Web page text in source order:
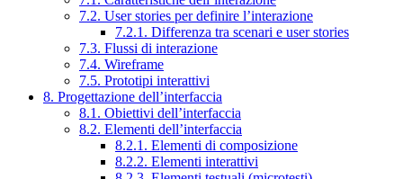
7.2. User stories per definire l’interazione
7.2.1. Differenza tra scenari e user stories
7.3. Flussi di interazione
7.4. Wireframe
7.5. Prototipi interattivi
8. Progettazione dell’interfaccia
8.1. Obiettivi dell’interfaccia
8.2. Elementi dell’interfaccia
8.2.1. Elementi di composizione
8.2.2. Elementi interattivi